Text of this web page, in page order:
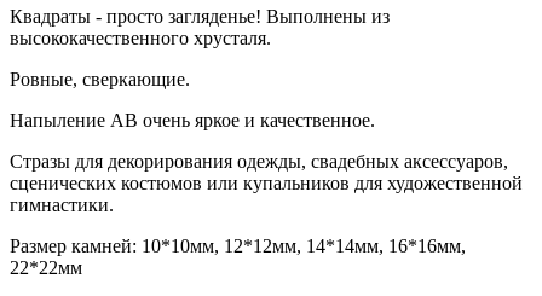
Квадраты - просто загляденье! Выполнены из
высококачественного хрусталя.
Ровные, сверкающие.
Напыление АВ очень яркое и качественное.
Стразы для декорирования одежды, свадебных аксессуаров,
сценических костюмов или купальников для художественной
гимнастики.
Размер камней: 10*10мм, 12*12мм, 14*14мм, 16*16мм,
22*22мм